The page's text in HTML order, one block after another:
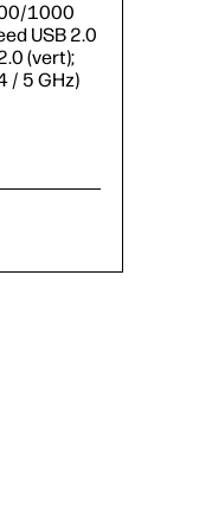
1000
USB 2.0
(vert);
/ 5 GHz)